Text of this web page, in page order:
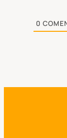
0